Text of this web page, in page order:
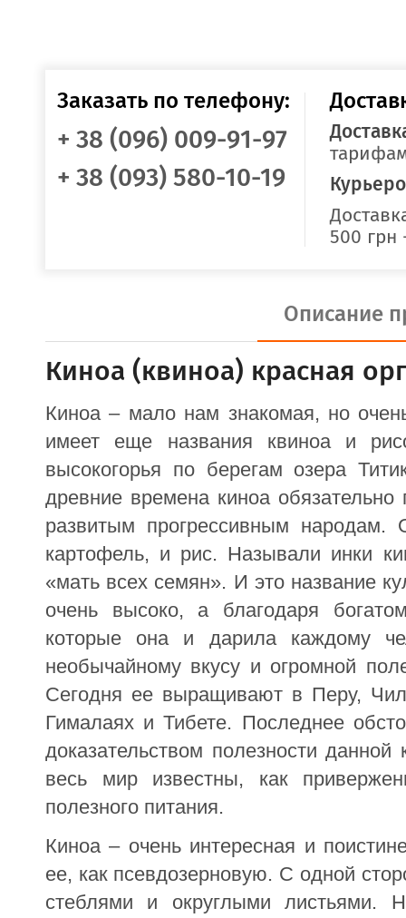
Заказать по телефону:
+ 38 (096) 009-91-97
+ 38 (093) 580-10-19
500
Описание
Киноа (квиноа) красная
Киноа – мало нам знакомая, но
имеет еще названия квиноа и
высокогорья по берегам озера
древние времена киноа обязательно
развитым прогрессивным
картофель, и рис. Называли инки
«мать всех семян». И это название
очень высоко, а благодаря
которые она и дарила каждому
необычайному вкусу и огромной
Сегодня ее выращивают в Перу,
Гималаях и Тибете. Последнее
доказательством полезности
весь мир известны, как
полезного питания.
Киноа – очень интересная и
ее, как псевдозерновую. С одной
стеблями и округлыми листьями.